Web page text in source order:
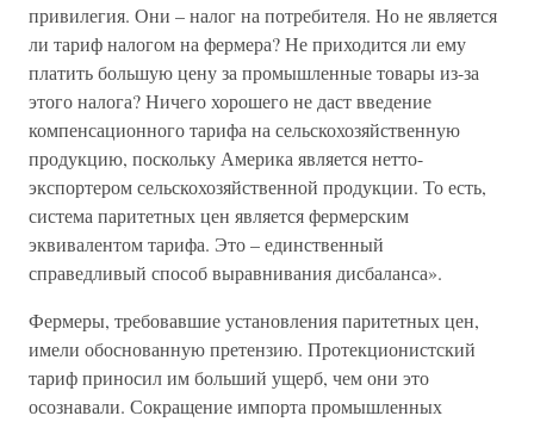
привилегия. Они – налог на потребителя. Но не является
ли тариф налогом на фермера? Не приходится ли ему
платить большую цену за промышленные товары из-за
этого налога? Ничего хорошего не даст введение
компенсационного тарифа на сельскохозяйственную
продукцию, поскольку Америка является нетто-
экспортером сельскохозяйственной продукции. То есть,
система паритетных цен является фермерским
эквивалентом тарифа. Это – единственный
справедливый способ выравнивания дисбаланса».
Фермеры, требовавшие установления паритетных цен,
имели обоснованную претензию. Протекционистский
тариф приносил им больший ущерб, чем они это
осознавали. Сокращение импорта промышленных